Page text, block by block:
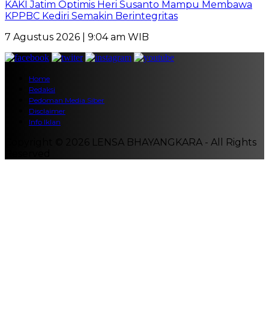
KAKI Jatim Optimis Heri Susanto Mampu Membawa
KPPBC Kediri Semakin Berintegritas
7 Agustus 2026 | 9:04 am WIB
Home
Redaksi
Pedoman Media Siber
Disclaimer
Info Iklan
Copyright © 2026 LENSA BHAYANGKARA - All Rights